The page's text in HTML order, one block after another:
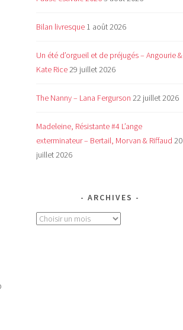
Bilan livresque 1 août 2026
Un été d’orgueil et de préjugés – Angourie &
Kate Rice29 juillet 2026
The Nanny – Lana Fergurson 22 juillet 2026
Madeleine, Résistante #4 L’ange
exterminateur – Bertail, Morvan & Riffaud 20
juillet 2026
ARCHIVES
Archives